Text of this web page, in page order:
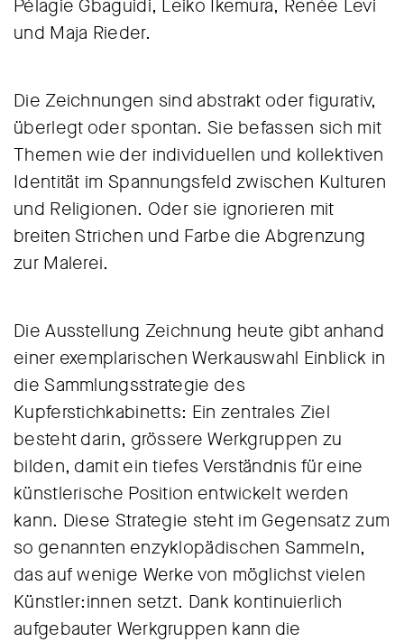
Pélagie Gbaguidi, Leiko Ikemura, Renée Levi
und Maja Rieder.
Die Zeichnungen sind abstrakt oder figurativ,
überlegt oder spontan. Sie befassen sich mit
Themen wie der individuellen und kollektiven
Identität im Spannungsfeld zwischen Kulturen
und Religionen. Oder sie ignorieren mit
breiten Strichen und Farbe die Abgrenzung
zur Malerei.
Die Ausstellung Zeichnung heute gibt anhand
einer exemplarischen Werkauswahl Einblick in
die Sammlungsstrategie des
Kupferstichkabinetts: Ein zentrales Ziel
besteht darin, grössere Werkgruppen zu
bilden, damit ein tiefes Verständnis für eine
künstlerische Position entwickelt werden
kann. Diese Strategie steht im Gegensatz zum
so genannten enzyklopädischen Sammeln,
das auf wenige Werke von möglichst vielen
Künstler:innen setzt. Dank kontinuierlich
aufgebauter Werkgruppen kann die